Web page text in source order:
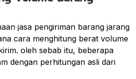
jasa pengiriman barang jarang
cara menghitung berat volume
oleh sebab itu, beberapa
dengan perhitungan asli dari